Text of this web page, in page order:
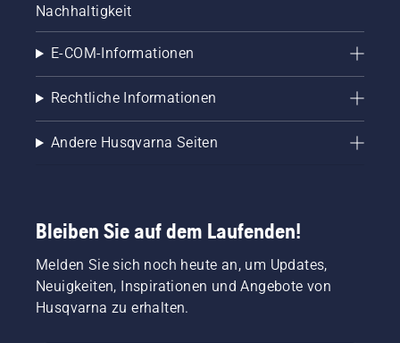
Nachhaltigkeit
E-COM-Informationen
Rechtliche Informationen
Andere Husqvarna Seiten
Bleiben Sie auf dem Laufenden!
Melden Sie sich noch heute an, um Updates,
Neuigkeiten, Inspirationen und Angebote von
Husqvarna zu erhalten.